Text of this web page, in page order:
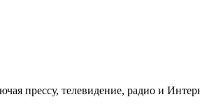
прессу, телевидение, радио и